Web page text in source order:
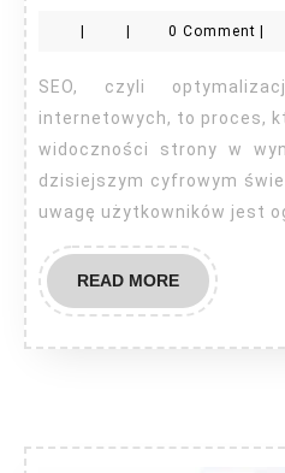
| | 0 Comment |
SEO, czyli optymalizacja dla wyszukiwarek
internetowych, to proces,
widoczności strony w
dzisiejszym cyfrowym
uwagę użytkowników jest
READ MOREREAD
MORE